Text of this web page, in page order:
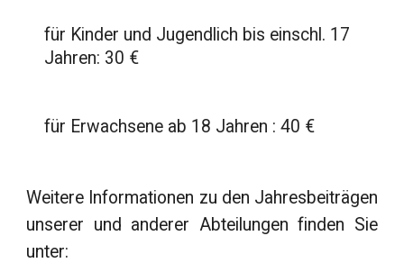
für Kinder und Jugendlich bis einschl. 17
Jahren: 30 €
für Erwachsene ab 18 Jahren : 40 €
Weitere Informationen zu den Jahresbeiträgen
unserer und anderer Abteilungen finden Sie
unter: